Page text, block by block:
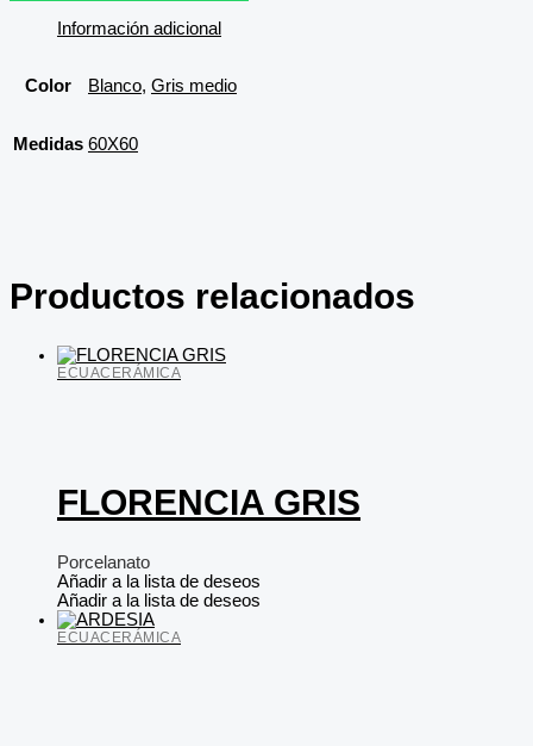
Información adicional
Color Blanco, Gris medio
Medidas 60X60
Productos relacionados
ECUACERÁMICA
FLORENCIA GRIS
Porcelanato
Añadir a la lista de deseos
Añadir a la lista de deseos
ECUACERÁMICA